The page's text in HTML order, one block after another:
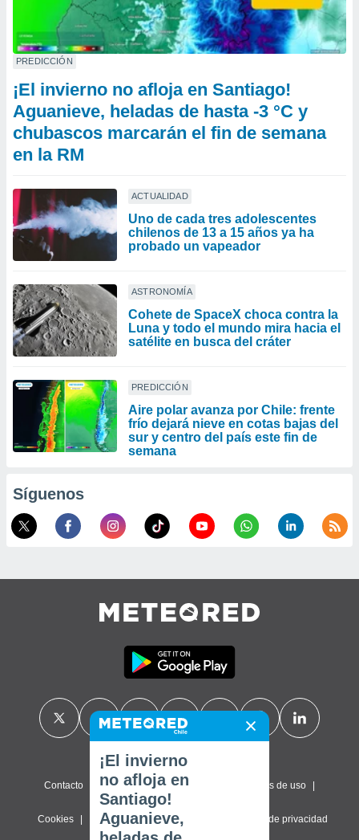
PREDICCIÓN
¡El invierno no afloja en Santiago!
Aguanieve, heladas de hasta -3 °C y
chubascos marcarán el fin de semana
en la RM
ACTUALIDAD
Uno de cada tres adolescentes
chilenos de 13 a 15 años ya ha
probado un vapeador
ASTRONOMÍA
Cohete de SpaceX choca contra la
Luna y todo el mundo mira hacia el
satélite en busca del cráter
PREDICCIÓN
Aire polar avanza por Chile: frente
frío dejará nieve en cotas bajas del
sur y centro del país este fin de
semana
Síguenos
Contacto Sobre nosotros Términos de uso
Cookies Política de privacidad Configuración de privacidad
¡El invierno
no afloja en
Santiago!
Aguanieve,